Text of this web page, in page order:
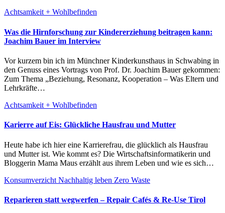
Achtsamkeit + Wohlbefinden
Was die Hirnforschung zur Kindererziehung beitragen kann:
Joachim Bauer im Interview
Vor kurzem bin ich im Münchner Kinderkunsthaus in Schwabing in
den Genuss eines Vortrags von Prof. Dr. Joachim Bauer gekommen:
Zum Thema „Beziehung, Resonanz, Kooperation – Was Eltern und
Lehrkräfte…
Achtsamkeit + Wohlbefinden
Karierre auf Eis: Glückliche Hausfrau und Mutter
Heute habe ich hier eine Karrierefrau, die glücklich als Hausfrau
und Mutter ist. Wie kommt es? Die Wirtschaftsinformatikerin und
Bloggerin Mama Maus erzählt aus ihrem Leben und wie es sich…
Konsumverzicht Nachhaltig leben Zero Waste
Reparieren statt wegwerfen – Repair Cafés & Re-Use Tirol